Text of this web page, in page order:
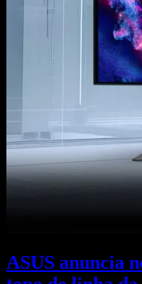
ASUS anuncia